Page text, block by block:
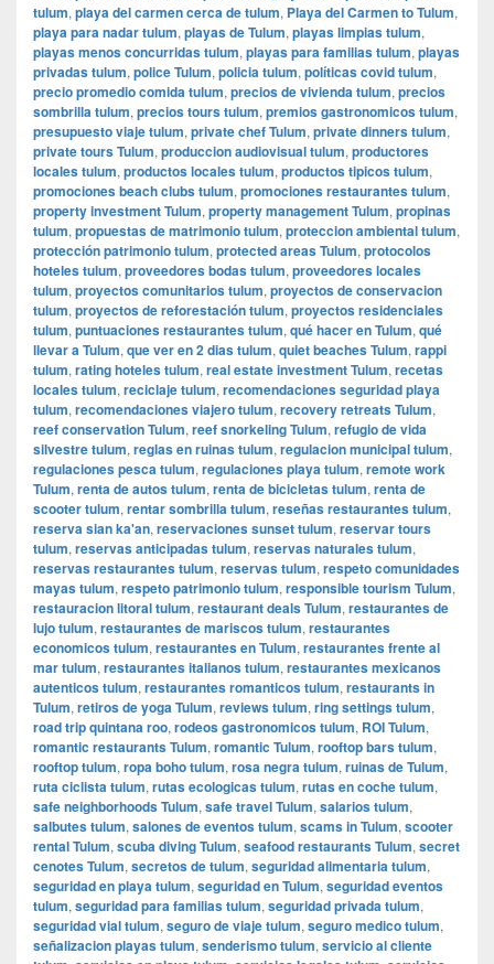
tulum, playa del carmen cerca de tulum, Playa del Carmen to Tulum,
playa para nadar tulum, playas de Tulum, playas limpias tulum,
playas menos concurridas tulum, playas para familias tulum, playas
privadas tulum, police Tulum, policia tulum, políticas covid tulum,
precio promedio comida tulum, precios de vivienda tulum, precios
sombrilla tulum, precios tours tulum, premios gastronomicos tulum,
presupuesto viaje tulum, private chef Tulum, private dinners tulum,
private tours Tulum, produccion audiovisual tulum, productores
locales tulum, productos locales tulum, productos tipicos tulum,
promociones beach clubs tulum, promociones restaurantes tulum,
property investment Tulum, property management Tulum, propinas
tulum, propuestas de matrimonio tulum, proteccion ambiental tulum,
protección patrimonio tulum, protected areas Tulum, protocolos
hoteles tulum, proveedores bodas tulum, proveedores locales
tulum, proyectos comunitarios tulum, proyectos de conservacion
tulum, proyectos de reforestación tulum, proyectos residenciales
tulum, puntuaciones restaurantes tulum, qué hacer en Tulum, qué
llevar a Tulum, que ver en 2 dias tulum, quiet beaches Tulum, rappi
tulum, rating hoteles tulum, real estate investment Tulum, recetas
locales tulum, reciclaje tulum, recomendaciones seguridad playa
tulum, recomendaciones viajero tulum, recovery retreats Tulum,
reef conservation Tulum, reef snorkeling Tulum, refugio de vida
silvestre tulum, reglas en ruinas tulum, regulacion municipal tulum,
regulaciones pesca tulum, regulaciones playa tulum, remote work
Tulum, renta de autos tulum, renta de bicicletas tulum, renta de
scooter tulum, rentar sombrilla tulum, reseñas restaurantes tulum,
reserva sian ka'an, reservaciones sunset tulum, reservar tours
tulum, reservas anticipadas tulum, reservas naturales tulum,
reservas restaurantes tulum, reservas tulum, respeto comunidades
mayas tulum, respeto patrimonio tulum, responsible tourism Tulum,
restauracion litoral tulum, restaurant deals Tulum, restaurantes de
lujo tulum, restaurantes de mariscos tulum, restaurantes
economicos tulum, restaurantes en Tulum, restaurantes frente al
mar tulum, restaurantes italianos tulum, restaurantes mexicanos
autenticos tulum, restaurantes romanticos tulum, restaurants in
Tulum, retiros de yoga Tulum, reviews tulum, ring settings tulum,
road trip quintana roo, rodeos gastronomicos tulum, ROI Tulum,
romantic restaurants Tulum, romantic Tulum, rooftop bars tulum,
rooftop tulum, ropa boho tulum, rosa negra tulum, ruinas de Tulum,
ruta ciclista tulum, rutas ecologicas tulum, rutas en coche tulum,
safe neighborhoods Tulum, safe travel Tulum, salarios tulum,
salbutes tulum, salones de eventos tulum, scams in Tulum, scooter
rental Tulum, scuba diving Tulum, seafood restaurants Tulum, secret
cenotes Tulum, secretos de tulum, seguridad alimentaria tulum,
seguridad en playa tulum, seguridad en Tulum, seguridad eventos
tulum, seguridad para familias tulum, seguridad privada tulum,
seguridad vial tulum, seguro de viaje tulum, seguro medico tulum,
señalizacion playas tulum, senderismo tulum, servicio al cliente